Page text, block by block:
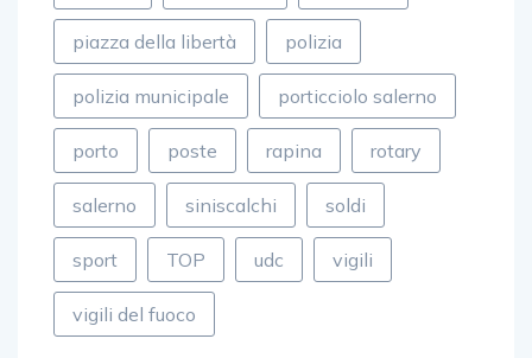
piazza della libertà polizia
polizia municipale porticciolo salerno
porto poste rapina rotary
salerno siniscalchi soldi
sport TOP udc vigili
vigili del fuoco